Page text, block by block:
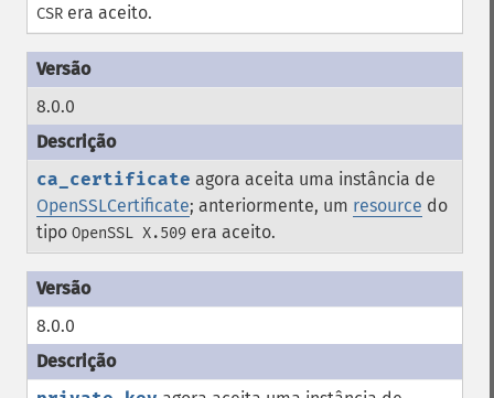
CSR era aceito.
8.0.0
ca_certificate agora aceita uma instância de
OpenSSLCertificate; anteriormente, um resource do
tipo OpenSSL X.509 era aceito.
8.0.0